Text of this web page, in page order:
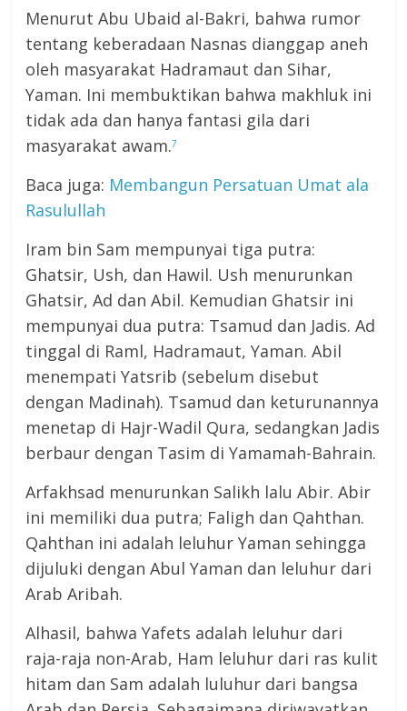
Menurut Abu Ubaid al-Bakri, bahwa rumor
tentang keberadaan Nasnas dianggap aneh
oleh masyarakat Hadramaut dan Sihar,
Yaman. Ini membuktikan bahwa makhluk ini
tidak ada dan hanya fantasi gila dari
masyarakat awam.7
Baca juga: Membangun Persatuan Umat ala
Rasulullah
Iram bin Sam mempunyai tiga putra:
Ghatsir, Ush, dan Hawil. Ush menurunkan
Ghatsir, Ad dan Abil. Kemudian Ghatsir ini
mempunyai dua putra: Tsamud dan Jadis. Ad
tinggal di Raml, Hadramaut, Yaman. Abil
menempati Yatsrib (sebelum disebut
dengan Madinah). Tsamud dan keturunannya
menetap di Hajr-Wadil Qura, sedangkan Jadis
berbaur dengan Tasim di Yamamah-Bahrain.
Arfakhsad menurunkan Salikh lalu Abir. Abir
ini memiliki dua putra; Faligh dan Qahthan.
Qahthan ini adalah leluhur Yaman sehingga
dijuluki dengan Abul Yaman dan leluhur dari
Arab Aribah.
Alhasil, bahwa Yafets adalah leluhur dari
raja-raja non-Arab, Ham leluhur dari ras kulit
hitam dan Sam adalah luluhur dari bangsa